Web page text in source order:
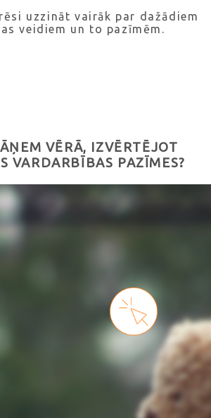
uzzināt vairāk par dažādiem
veidiem un to pazīmēm.
VĒRĀ, IZVĒRTĒJOT
VARDARBĪBAS PAZĪMES?